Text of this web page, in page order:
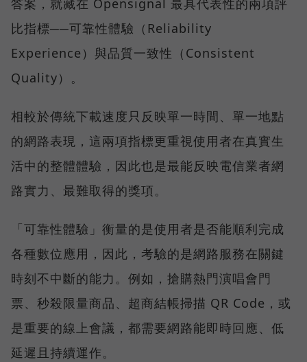
答案，就藏在 Opensignal 最具代表性的兩項評
比指標──可靠性體驗（Reliability
Experience）與品質一致性（Consistent
Quality）。
相較於傳統下載速度只反映單一時間、單一地點
的網路表現，這兩項指標更重視使用者在真實生
活中的整體體驗，因此也是最能反映電信業者網
路實力、最難取得的獎項。
「可靠性體驗」衡量的是使用者是否能順利完成
各種數位應用，因此，考驗的是網路服務在關鍵
時刻不中斷的能力。例如，搶購熱門演唱會門
票、秒殺限量商品、超商結帳掃描 QR Code，或
是重要的線上會議，都需要網路能即時回應、低
延遲且持續運作。